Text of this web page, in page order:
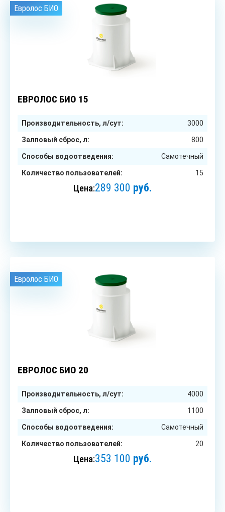
Евролос БИО
ЕВРОЛОС БИО 15
Производительность, л/сут: 3000
Залповый сброс, л: 800
Способы водоотведения: Самотечный
Количество пользователей: 15
Цена:289 300 руб.
Евролос БИО
ЕВРОЛОС БИО 20
Производительность, л/сут: 4000
Залповый сброс, л: 1100
Способы водоотведения: Самотечный
Количество пользователей: 20
Цена:353 100 руб.